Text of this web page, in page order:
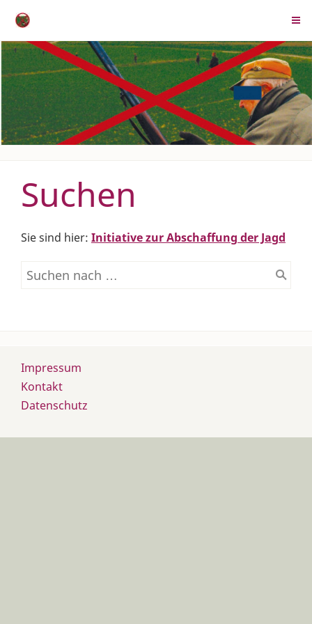
Suchen
Sie sind hier: Initiative zur Abschaffung der Jagd
Impressum
Kontakt
Datenschutz